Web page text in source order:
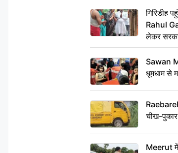
गिरिडीह
Rahul
लेकर
Sawan
धूमधाम से
चीख-पुकार
Meerut में